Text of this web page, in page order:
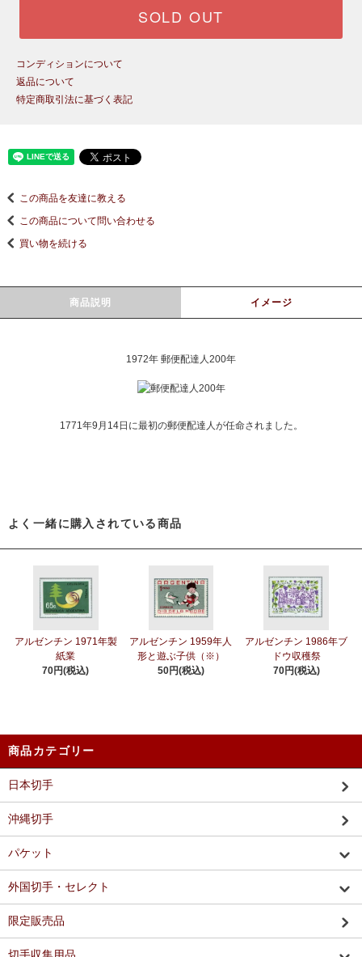
SOLD OUT
コンディションについて
返品について
特定商取引法に基づく表記
この商品を友達に教える
この商品について問い合わせる
買い物を続ける
商品説明 イメージ
1972年 郵便配達人200年
1771年9月14日に最初の郵便配達人が任命されました。
よく一緒に購入されている商品
アルゼンチン 1971年製
紙業
70円(税込)
アルゼンチン 1959年人
形と遊ぶ子供（※）
50円(税込)
アルゼンチン 1986年ブ
ドウ収穫祭
70円(税込)
商品カテゴリー
日本切手
沖縄切手
パケット
外国切手・セレクト
限定販売品